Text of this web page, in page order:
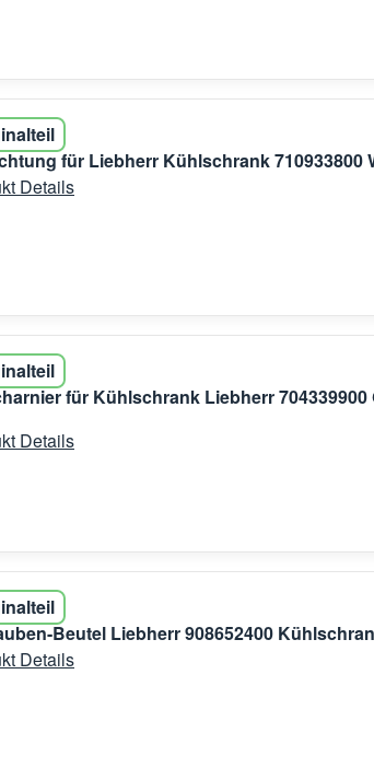
für Liebherr Kühlschrank 710933800
Details
für Kühlschrank Liebherr 704339900
Details
Beutel Liebherr 908652400
Details